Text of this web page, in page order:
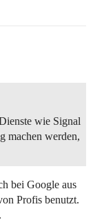
wie Signal
machen werden,
bei Google aus
Profis benutzt.